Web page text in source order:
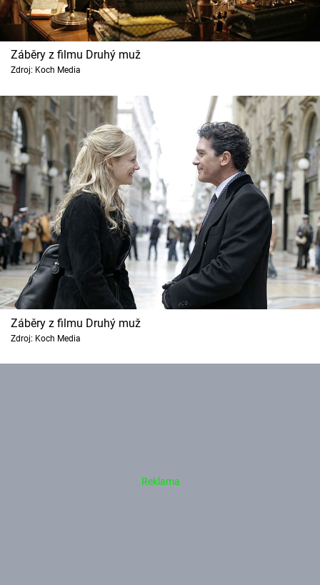
Záběry z filmu Druhý muž
Zdroj: Koch Media
Záběry z filmu Druhý muž
Zdroj: Koch Media